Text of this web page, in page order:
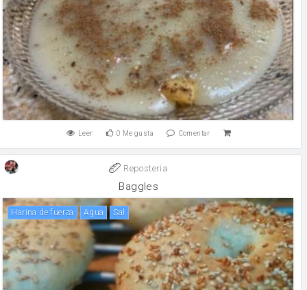
Leer 0 Me gusta Comentar
Reposteria
Baggles
harina de fuerza agua sal